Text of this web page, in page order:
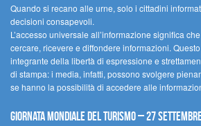
Quando si recano alle urne, solo i cittadini
decisioni consapevoli.
L’accesso universale all’informazione significa
cercare, ricevere e diffondere informazioni.
integrante della libertà di espressione e
di stampa: i media, infatti, possono svolgere
se hanno la possibilità di accedere alle
Giornata mondiale del turismo – 27 settembre